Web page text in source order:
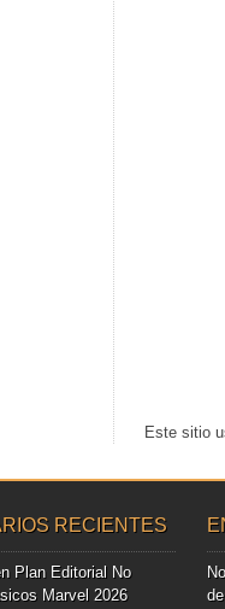
Este sitio
RECIENTES
Plan Editorial No
Marvel 2026